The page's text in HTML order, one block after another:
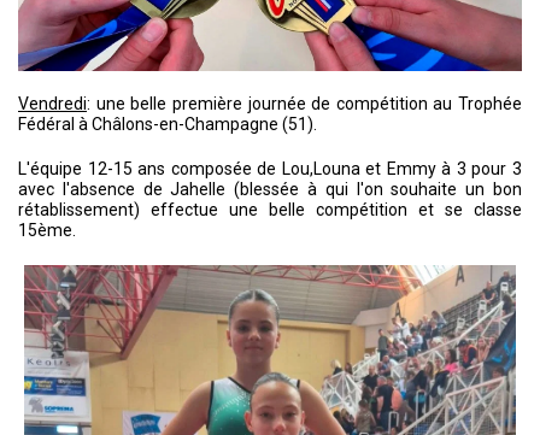
Vendredi: une belle première journée de compétition au Trophée
Fédéral à Châlons-en-Champagne (51).
L'équipe 12-15 ans composée de Lou,Louna et Emmy à 3 pour 3
avec l'absence de Jahelle (blessée à qui l'on souhaite un bon
rétablissement) effectue une belle compétition et se classe
15ème.